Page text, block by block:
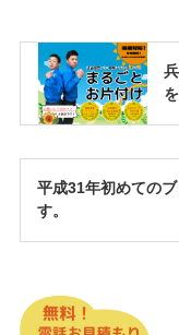
平成31年初めての
す。